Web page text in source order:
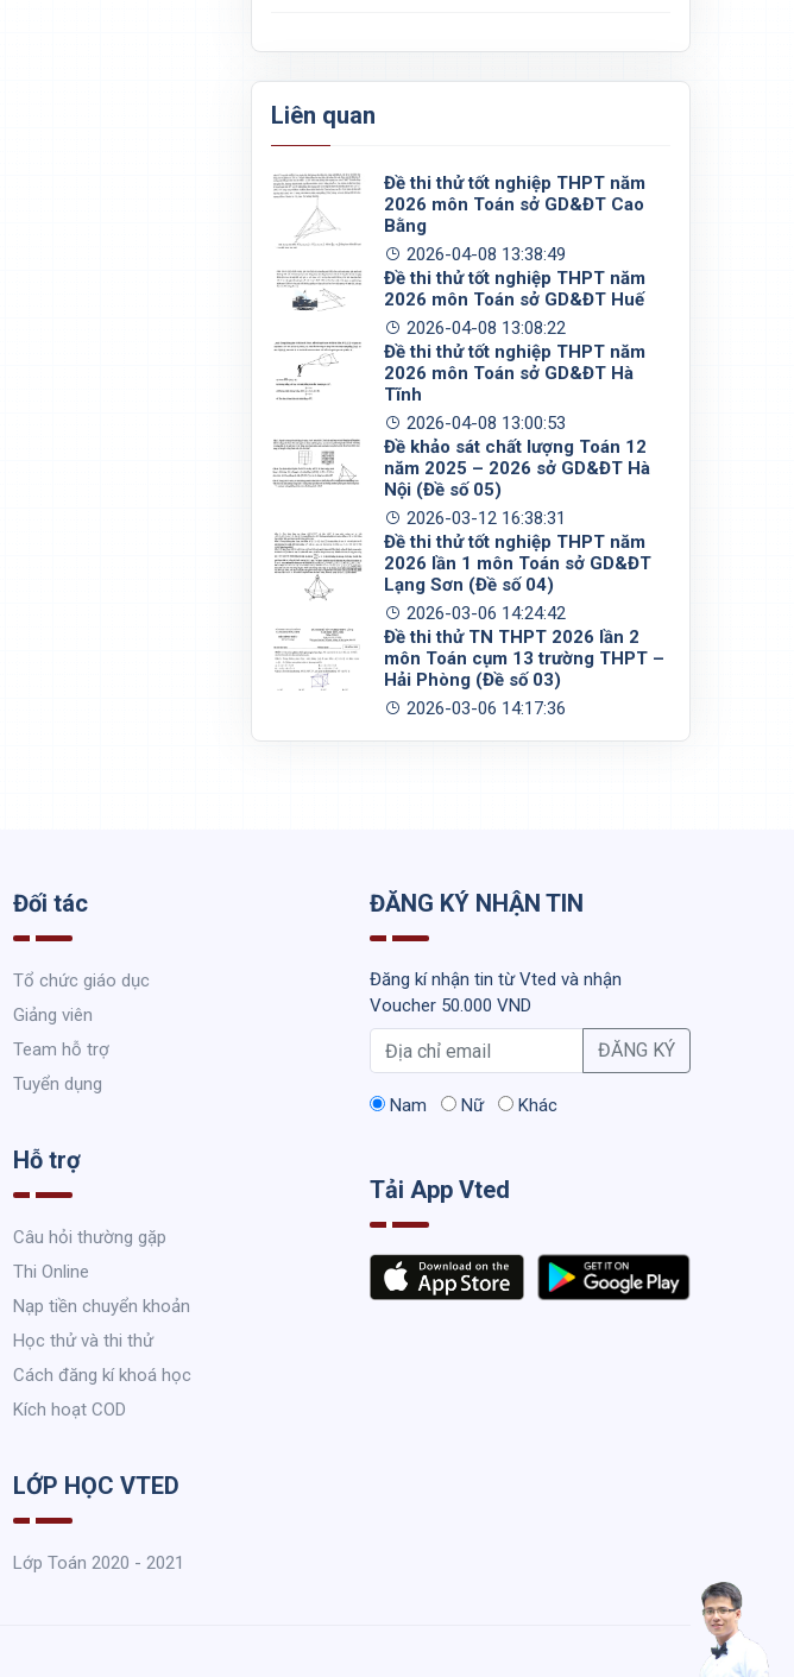
Liên quan
Đề thi thử tốt nghiệp THPT năm
2026 môn Toán sở GD&ĐT Cao
Bằng
2026-04-08 13:38:49
Đề thi thử tốt nghiệp THPT năm
2026 môn Toán sở GD&ĐT Huế
2026-04-08 13:08:22
Đề thi thử tốt nghiệp THPT năm
2026 môn Toán sở GD&ĐT Hà
Tĩnh
2026-04-08 13:00:53
Đề khảo sát chất lượng Toán 12
năm 2025 – 2026 sở GD&ĐT Hà
Nội (Đề số 05)
2026-03-12 16:38:31
Đề thi thử tốt nghiệp THPT năm
2026 lần 1 môn Toán sở GD&ĐT
Lạng Sơn (Đề số 04)
2026-03-06 14:24:42
Đề thi thử TN THPT 2026 lần 2
môn Toán cụm 13 trường THPT –
Hải Phòng (Đề số 03)
2026-03-06 14:17:36
Đối tác
Tổ chức giáo dục
Giảng viên
Team hỗ trợ
Tuyển dụng
Hỗ trợ
Câu hỏi thường gặp
Thi Online
Nạp tiền chuyển khoản
Học thử và thi thử
Cách đăng kí khoá học
Kích hoạt COD
LỚP HỌC VTED
Lớp Toán 2020 - 2021
ĐĂNG KÝ NHẬN TIN
Đăng kí nhận tin từ Vted và nhận
Voucher 50.000 VND
ĐĂNG KÝ
Nam Nữ Khác
Tải App Vted